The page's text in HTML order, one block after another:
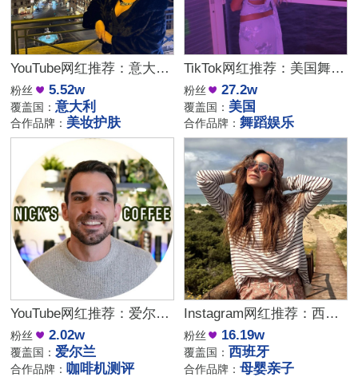
YouTube网红推荐：意大利家庭生活美妆护肤尾部博主
粉丝 5.52w
覆盖国：意大利
合作品牌： 美妆护肤
TikTok网红推荐：美国舞蹈美女娱乐达人资源
粉丝 27.2w
覆盖国： 美国
合作品牌：舞蹈娱乐
YouTube网红推荐：爱尔兰咖啡设备测评博主
粉丝 2.02w
覆盖国： 爱尔兰
合作品牌： 咖啡机测评
Instagram网红推荐：西班牙母婴亲子家庭博主，出海品牌合作推荐
粉丝 16.19w
覆盖国： 西班牙
合作品牌：母婴亲子